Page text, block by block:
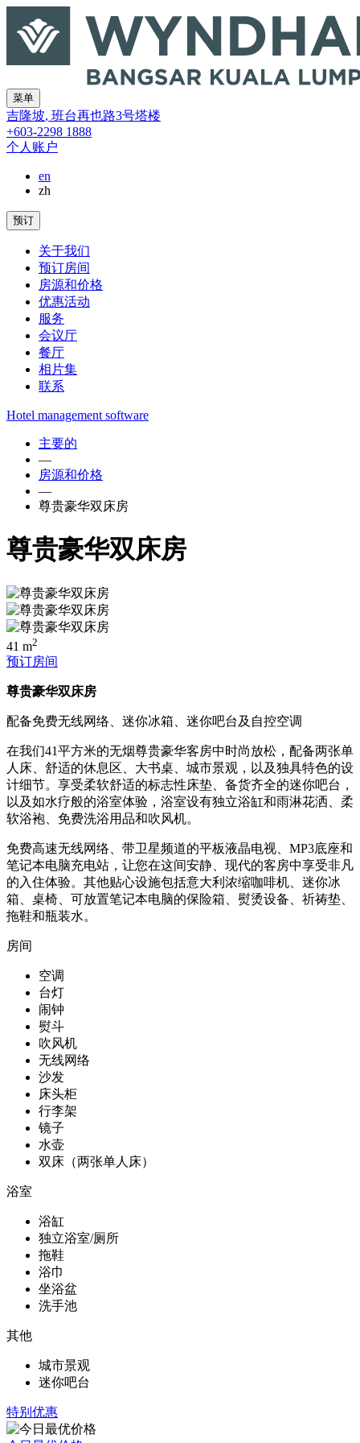
菜单
吉隆坡, 班台再也路3号塔楼
+603-2298 1888
个人账户
en
zh
预订
关于我们
预订房间
房源和价格
优惠活动
服务
会议厅
餐厅
相片集
联系
Hotel management software
主要的
—
房源和价格
—
尊贵豪华双床房
尊贵豪华双床房
41 m2
预订房间
尊贵豪华双床房
配备免费无线网络、迷你冰箱、迷你吧台及自控空调
在我们41平方米的无烟尊贵豪华客房中时尚放松，配备两张单
人床、舒适的休息区、大书桌、城市景观，以及独具特色的设
计细节。享受柔软舒适的标志性床垫、备货齐全的迷你吧台，
以及如水疗般的浴室体验，浴室设有独立浴缸和雨淋花洒、柔
软浴袍、免费洗浴用品和吹风机。
免费高速无线网络、带卫星频道的平板液晶电视、MP3底座和
笔记本电脑充电站，让您在这间安静、现代的客房中享受非凡
的入住体验。其他贴心设施包括意大利浓缩咖啡机、迷你冰
箱、桌椅、可放置笔记本电脑的保险箱、熨烫设备、祈祷垫、
拖鞋和瓶装水。
房间
空调
台灯
闹钟
熨斗
吹风机
无线网络
沙发
床头柜
行李架
镜子
水壶
双床（两张单人床）
浴室
浴缸
独立浴室/厕所
拖鞋
浴巾
坐浴盆
洗手池
其他
城市景观
迷你吧台
特别优惠